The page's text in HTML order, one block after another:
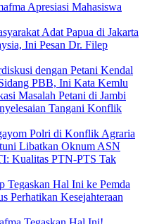
Apresiasi Mahasiswa
Adat Papua di Jakarta
Ini Pesan Dr. Filep
dengan Petani Kendal
PBB, Ini Kata Kemlu
Masalah Petani di Jambi
Tangani Konflik
Polri di Konflik Agraria
Libatkan Oknum ASN
Kualitas PTN-PTS Tak
Tegaskan Hal Ini ke Pemda
Perhatikan Kesejahteraan